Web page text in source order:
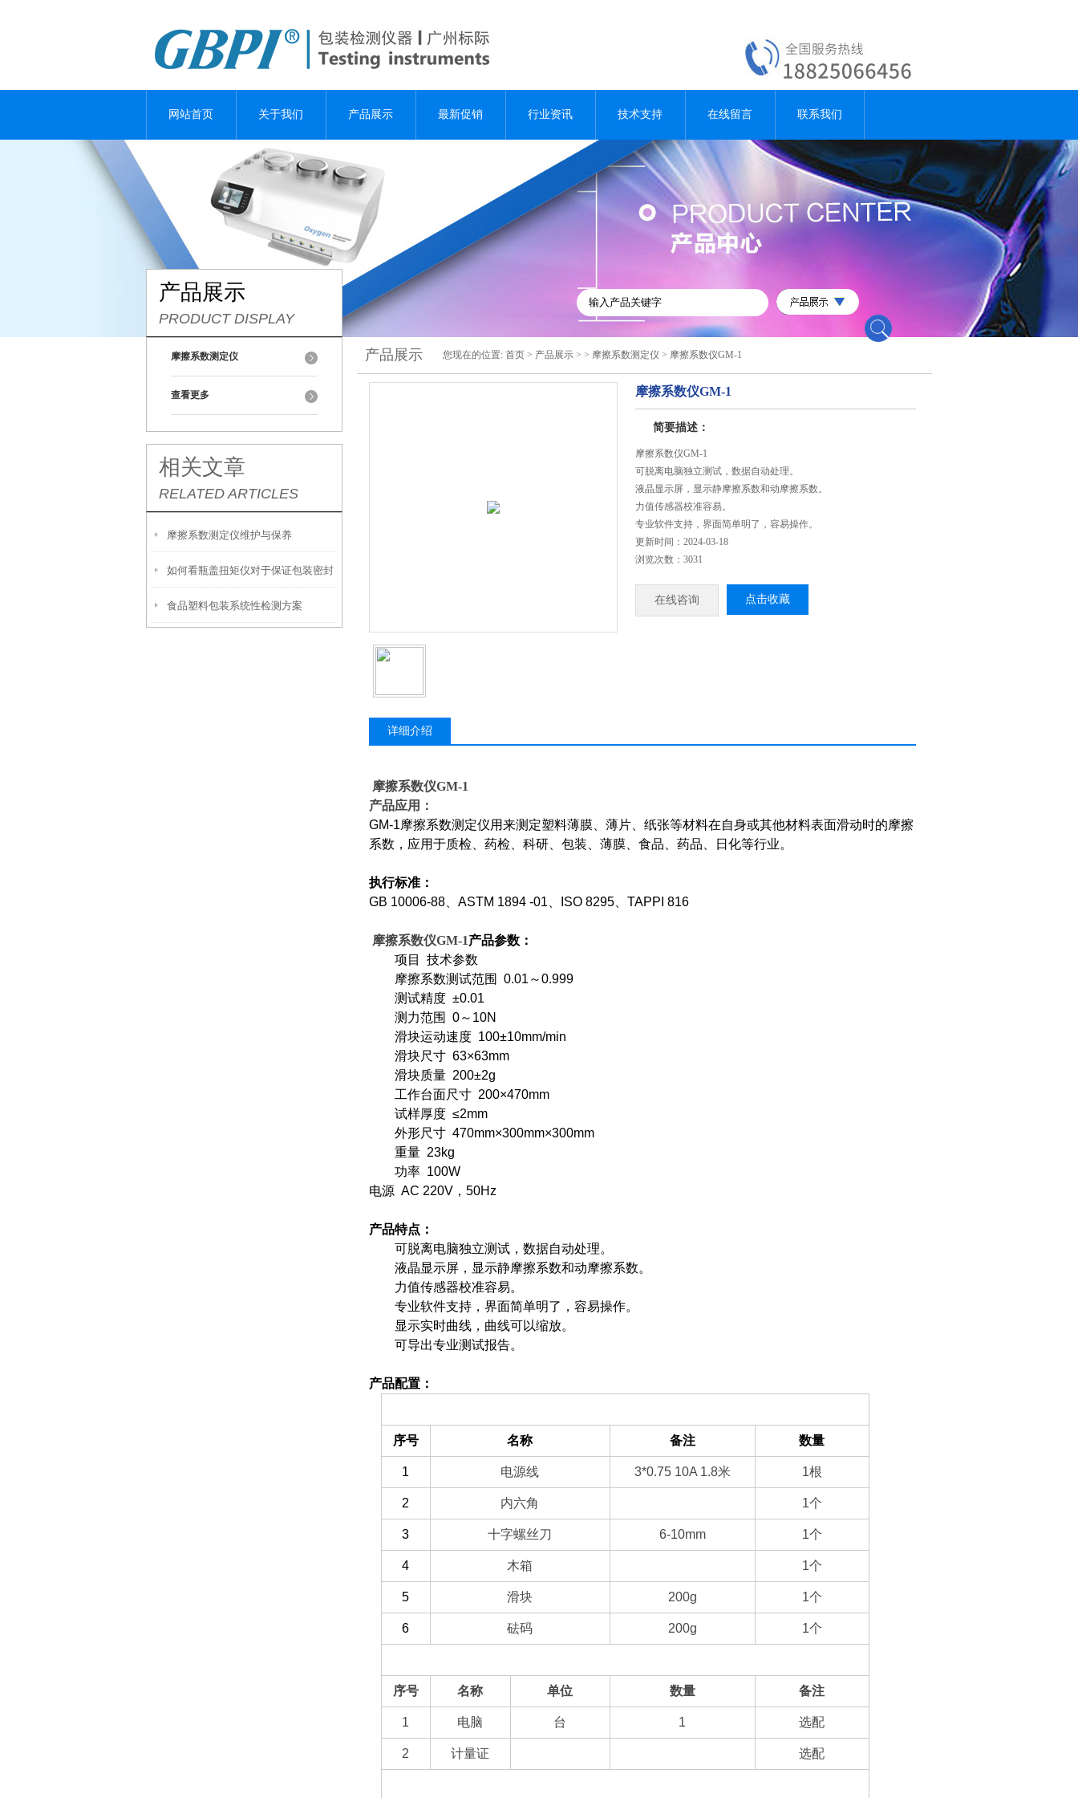
网站首页 关于我们 产品展示 最新促销 行业资讯 技术支持 在线留言 联系我们
产品展示
PRODUCT DISPLAY
摩擦系数测定仪
查看更多
相关文章
RELATED ARTICLES
摩擦系数测定仪维护与保养
如何看瓶盖扭矩仪对于保证包装密封
性及产品质量起到的重要作用？
食品塑料包装系统性检测方案
产品展示 您现在的位置: 首页 > 产品展示 > > 摩擦系数测定仪 > 摩擦系数仪GM-1
摩擦系数仪GM-1
简要描述：
摩擦系数仪GM-1
可脱离电脑独立测试，数据自动处理。
液晶显示屏，显示静摩擦系数和动摩擦系数。
力值传感器校准容易。
专业软件支持，界面简单明了，容易操作。
更新时间：2024-03-18
浏览次数：3031
在线咨询 点击收藏
详细介绍
摩擦系数仪GM-1
产品应用：
GM-1摩擦系数测定仪用来测定塑料薄膜、薄片、纸张等材料在自身或其他材料表面滑动时的摩擦
系数，应用于质检、药检、科研、包装、薄膜、食品、药品、日化等行业。
执行标准：
GB 10006-88、ASTM 1894 -01、ISO 8295、TAPPI 816
摩擦系数仪GM-1产品参数：
项目 技术参数
摩擦系数测试范围 0.01～0.999
测试精度 ±0.01
测力范围 0～10N
滑块运动速度 100±10mm/min
滑块尺寸 63×63mm
滑块质量 200±2g
工作台面尺寸 200×470mm
试样厚度 ≤2mm
外形尺寸 470mm×300mm×300mm
重量 23kg
功率 100W
电源 AC 220V，50Hz
产品特点：
可脱离电脑独立测试，数据自动处理。
液晶显示屏，显示静摩擦系数和动摩擦系数。
力值传感器校准容易。
专业软件支持，界面简单明了，容易操作。
显示实时曲线，曲线可以缩放。
可导出专业测试报告。
产品配置：
序号 名称 备注 数量
1 电源线 3*0.75 10A 1.8米 1根
2 内六角 1个
3 十字螺丝刀 6-10mm 1个
4 木箱 1个
5 滑块 200g 1个
6 砝码 200g 1个
序号 名称 单位 数量 备注
1 电脑 台 1 选配
2 计量证 选配